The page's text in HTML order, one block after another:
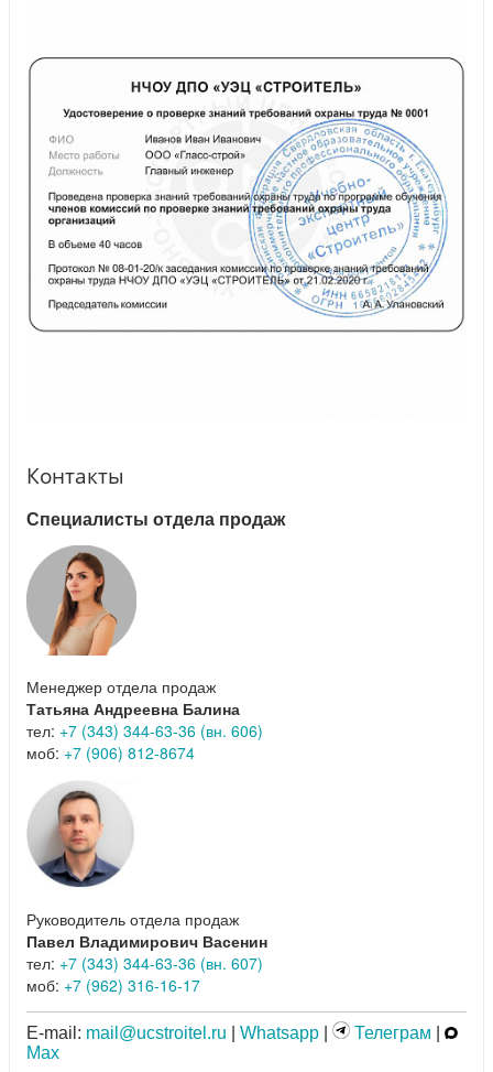
Контакты
Специалисты отдела продаж
Менеджер отдела продаж
Татьяна Андреевна Балина
тел: +7 (343) 344-63-36 (вн. 606)
моб: +7 (906) 812-8674
Руководитель отдела продаж
Павел Владимирович Васенин
тел: +7 (343) 344-63-36 (вн. 607)
моб: +7 (962) 316-16-17
E-mail: mail@ucstroitel.ru Whatsapp Телеграм
Max